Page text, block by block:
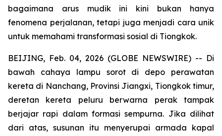
bagaimana arus mudik ini kini bukan hanya
fenomena perjalanan, tetapi juga menjadi cara unik
untuk memahami transformasi sosial di Tiongkok.
BEIJING, Feb. 04, 2026 (GLOBE NEWSWIRE) -- Di
bawah cahaya lampu sorot di depo perawatan
kereta di Nanchang, Provinsi Jiangxi, Tiongkok timur,
deretan kereta peluru berwarna perak tampak
berjajar rapi dalam formasi sempurna. Jika dilihat
dari atas, susunan itu menyerupai armada kapal